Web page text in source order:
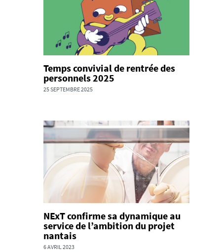
Temps convivial de rentrée des
personnels 2025
25 SEPTEMBRE 2025
NExT confirme sa dynamique au
service de l’ambition du projet
nantais
6 AVRIL 2023